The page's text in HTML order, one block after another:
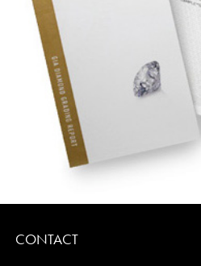
CONTACT